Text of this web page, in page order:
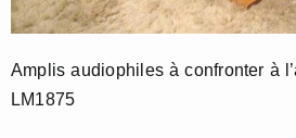
Amplis audiophiles à confronter à
LM1875